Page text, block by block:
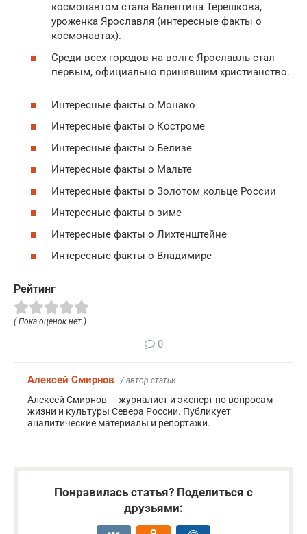
космонавтом стала Валентина Терешкова,
уроженка Ярославля (интересные факты о
космонавтах).
Среди всех городов на волге Ярославль стал
первым, официально принявшим христианство.
Интересные факты о Монако
Интересные факты о Костроме
Интересные факты о Белизе
Интересные факты о Мальте
Интересные факты о Золотом кольце России
Интересные факты о зиме
Интересные факты о Лихтенштейне
Интересные факты о Владимире
Рейтинг
( Пока оценок нет )
0
Алексей Смирнов / автор статьи
Алексей Смирнов — журналист и эксперт по вопросам
жизни и культуры Севера России. Публикует
аналитические материалы и репортажи.
Понравилась статья? Поделиться с
друзьями: